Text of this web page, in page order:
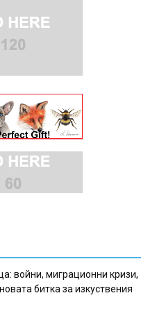
войни, миграционни кризи,
битка за изкуствения